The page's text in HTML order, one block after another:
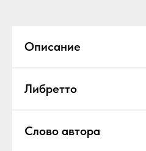
Описание
Либретто
Слово автора